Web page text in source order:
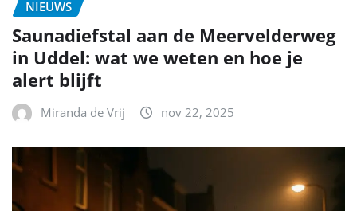
NIEUWS
Saunadiefstal aan de Meervelderweg
in Uddel: wat we weten en hoe je
alert blijft
Miranda de Vrij nov 22, 2025